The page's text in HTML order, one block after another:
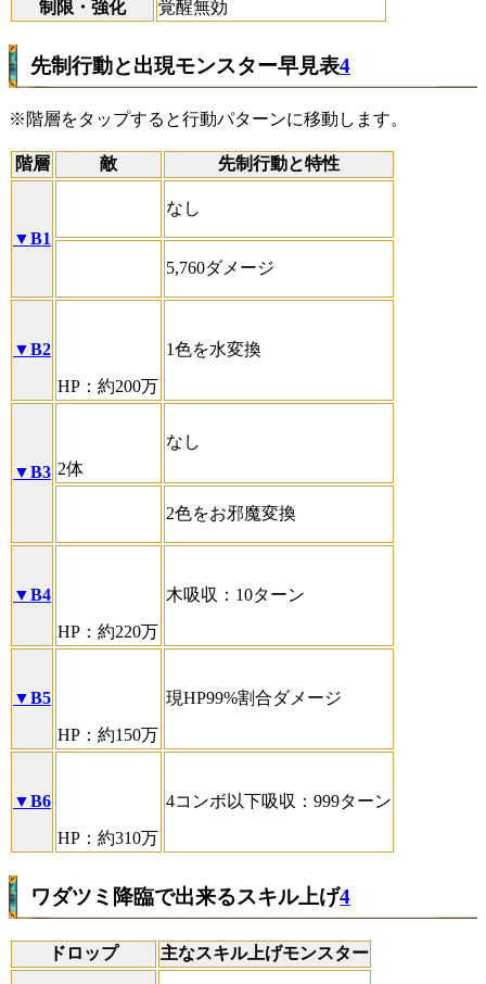
制限・強化 覚醒無効
先制行動と出現モンスター早見表4
※階層をタップすると行動パターンに移動します。
階層 敵 先制行動と特性
▼B1
なし
5,760ダメージ
▼B2
HP：約200万
1色を水変換
▼B3 2体
なし
2色をお邪魔変換
▼B4
HP：約220万
木吸収：10ターン
▼B5
HP：約150万
現HP99%割合ダメージ
▼B6
HP：約310万
4コンボ以下吸収：999ターン
ワダツミ降臨で出来るスキル上げ4
ドロップ 主なスキル上げモンスター